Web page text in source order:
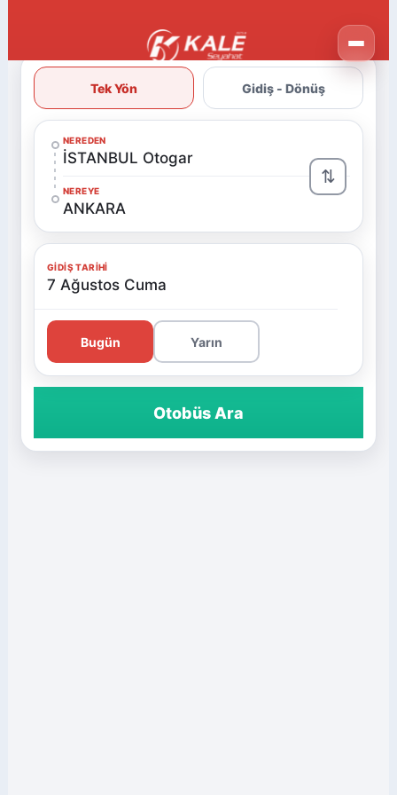
Tek Yön Gidiş - Dönüş
NEREDEN
İSTANBUL Otogar
NEREYE
ANKARA
⇅
GIDIŞ TARIHI
7 Ağustos Cuma
Bugün Yarın
Otobüs Ara